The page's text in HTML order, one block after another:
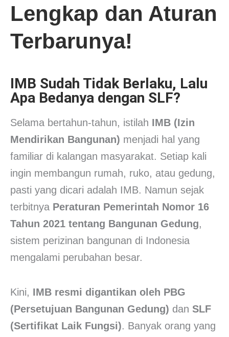
Lengkap dan Aturan
Terbarunya!
IMB Sudah Tidak Berlaku, Lalu
Apa Bedanya dengan SLF?
Selama bertahun-tahun, istilah IMB (Izin
Mendirikan Bangunan) menjadi hal yang
familiar di kalangan masyarakat. Setiap kali
ingin membangun rumah, ruko, atau gedung,
pasti yang dicari adalah IMB. Namun sejak
terbitnya Peraturan Pemerintah Nomor 16
Tahun 2021 tentang Bangunan Gedung,
sistem perizinan bangunan di Indonesia
mengalami perubahan besar.
Kini, IMB resmi digantikan oleh PBG
(Persetujuan Bangunan Gedung) dan SLF
(Sertifikat Laik Fungsi). Banyak orang yang